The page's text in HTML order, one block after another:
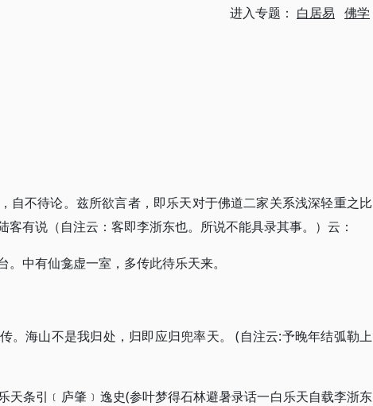
进入专题： 白居易 佛学
自不待论。兹所欲言者，即乐天对于佛道二家关系浅深轻重之比
有说（自注云：客即李浙东也。所说不能具录其事。）云：
中有仙龛虚一室，多传此待乐天来。
。海山不是我归处，归即应归兜率天。 (自注云:予晚年结弧勒上
天条引﹝庐肇﹞逸史(参叶梦得石林避暑录话一白乐天自载李浙东